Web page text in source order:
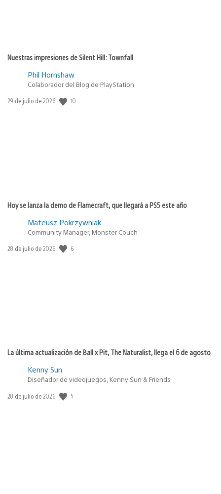
Nuestras impresiones de Silent Hill: Townfall
Phil Hornshaw
Colaborador del Blog de PlayStation
Fecha
29 de julio de 2026 10
Hoy se lanza la demo de Flamecraft, que llegará a PS5 este año
Mateusz Pokrzywniak
Community Manager, Monster Couch
Fecha
28 de julio de 2026 6
La última actualización de Ball x Pit, The Naturalist, llega el 6 de agosto
Kenny Sun
Diseñador de videojuegos, Kenny Sun & Friends
Fecha
28 de julio de 2026 5